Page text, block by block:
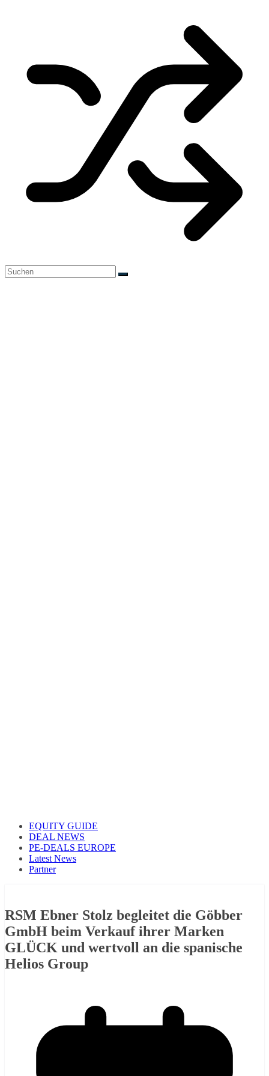
EQUITY GUIDE
DEAL NEWS
PE-DEALS EUROPE
Latest News
Partner
RSM Ebner Stolz begleitet die Göbber
GmbH beim Verkauf ihrer Marken
GLÜCK und wertvoll an die spanische
Helios Group